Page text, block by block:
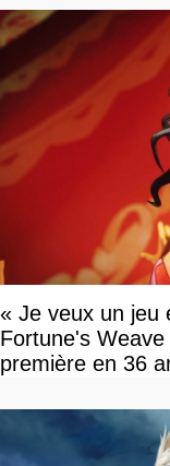
« Je veux un jeu
Fortune's
première en 36